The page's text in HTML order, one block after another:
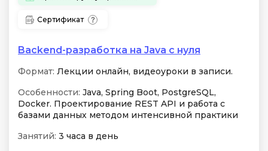
Сертификат
Backend-разработка на Java с нуля
Формат: Лекции онлайн, видеоуроки в записи.
Особенности: Java, Spring Boot, PostgreSQL,
Docker. Проектирование REST API и работа с
базами данных методом интенсивной практики
Занятий: 3 часа в день